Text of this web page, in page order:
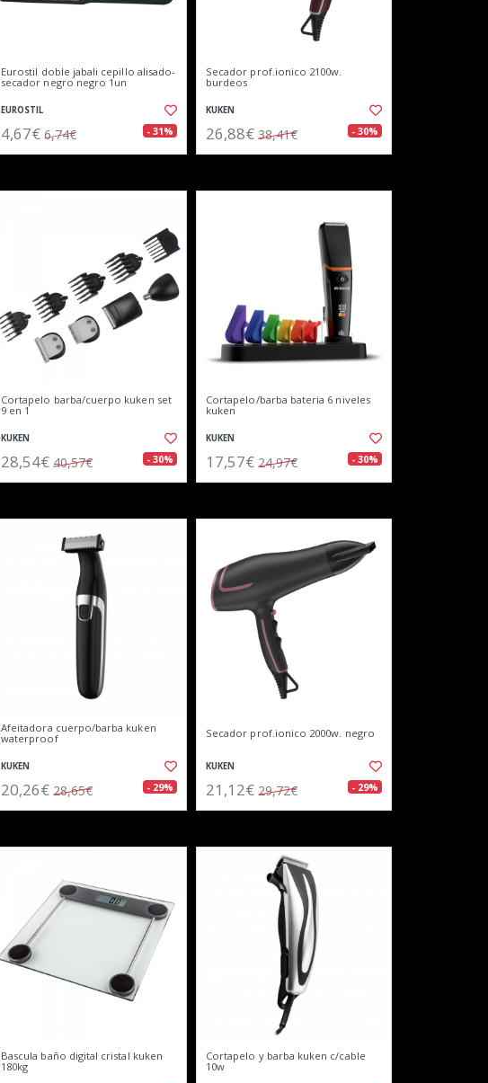
Eurostil doble jabali cepillo alisado-
secador negro negro 1un
EUROSTIL
4,67€ 6,74€ - 31%
Secador prof.ionico 2100w.
burdeos
KUKEN
26,88€ 38,41€ - 30%
Cortapelo barba/cuerpo kuken set
9 en 1
KUKEN
28,54€ 40,57€ - 30%
Cortapelo/barba bateria 6 niveles
kuken
KUKEN
17,57€ 24,97€ - 30%
Afeitadora cuerpo/barba kuken
waterproof
KUKEN
20,26€ 28,65€ - 29%
Secador prof.ionico 2000w. negro
KUKEN
21,12€ 29,72€ - 29%
Bascula baño digital cristal kuken
180kg
Cortapelo y barba kuken c/cable
10w